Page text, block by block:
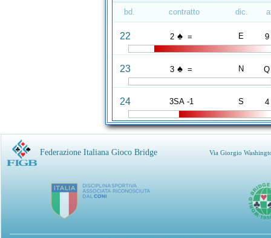
bd. contratto dic.
22 2 ♠ = E 9
23 3 ♠ = N Q
24 3SA -1 S 4
Federazione Italiana Gioco Bridge Via Giorgio